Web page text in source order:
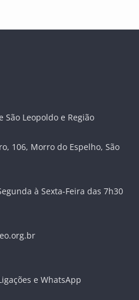
Leopoldo e Região
106, Morro do Espelho, São
à Sexta-Feira das 7h30
e WhatsApp